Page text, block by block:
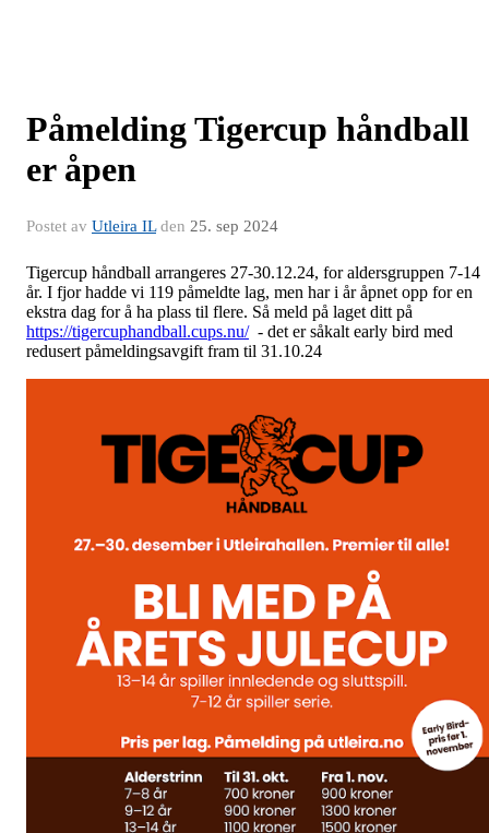
Påmelding Tigercup håndball
er åpen
Postet av Utleira ILden 25. sep 2024
Tigercup håndball arrangeres 27-30.12.24, for aldersgruppen 7-14
år. I fjor hadde vi 119 påmeldte lag, men har i år åpnet opp for en
ekstra dag for å ha plass til flere. Så meld på laget ditt på
https://tigercuphandball.cups.nu/- det er såkalt early bird med
redusert påmeldingsavgift fram til 31.10.24